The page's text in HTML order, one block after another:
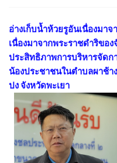
อ่างเก็บน้ำห้วยรูอันเนื่องมา
เนื่องมาจากพระราชดำริขอ
ประสิทธิภาพการบริหารจัด
น้องประชาชนในตำบลผาช้า
ปง จังหวัดพะเยา